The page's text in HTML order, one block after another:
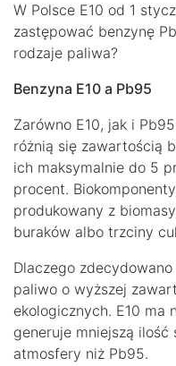
W Polsce E10 od 1
zastępować benzynę
rodzaje paliwa?
Benzyna E10 a Pb95
Zarówno E10, jak i
różnią się zawartością
ich maksymalnie do 5
procent.
produkowany z
buraków albo trzciny
Dlaczego
paliwo o wyższej
ekologicznych. E10 ma
generuje mniejszą
atmosfery niż Pb95.